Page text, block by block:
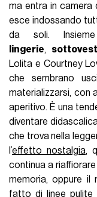
ma entra in
esce indossando
da soli.
lingerie,
Lolita e Courtney
che sembrano
materializzarsi, con
aperitivo. È una
diventare
che trova nella
l’effetto nostalgia,
continua a
memoria, oppure il
fatto di linee pulite